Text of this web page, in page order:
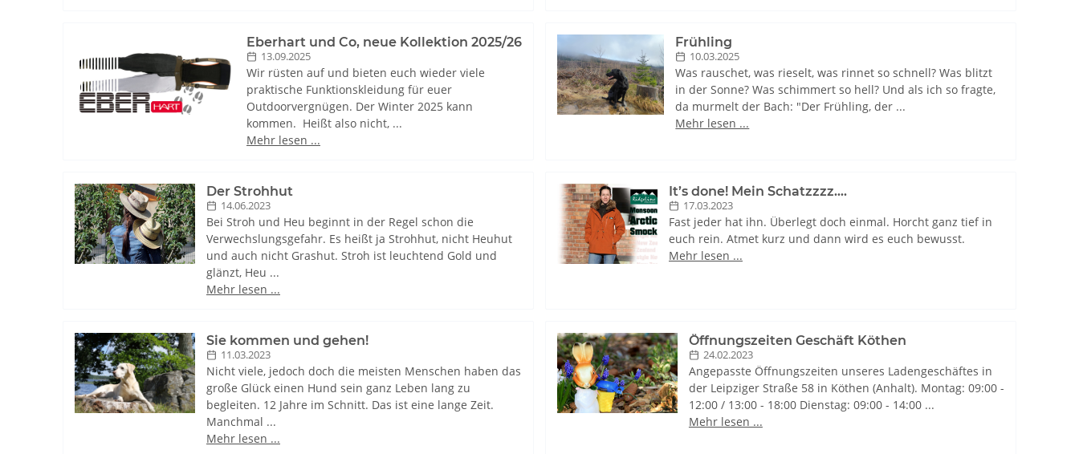
Eberhart und Co, neue Kollektion 2025/26
13.09.2025
Wir rüsten auf und bieten euch wieder viele
praktische Funktionskleidung für euer
Outdoorvergnügen. Der Winter 2025 kann
kommen. Heißt also nicht, ...
Mehr lesen ...
Frühling
10.03.2025
Was rauschet, was rieselt, was rinnet so schnell? Was blitzt
in der Sonne? Was schimmert so hell? Und als ich so fragte,
da murmelt der Bach: "Der Frühling, der ...
Mehr lesen ...
Der Strohhut
14.06.2023
Bei Stroh und Heu beginnt in der Regel schon die
Verwechslungsgefahr. Es heißt ja Strohhut, nicht Heuhut
und auch nicht Grashut. Stroh ist leuchtend Gold und
glänzt, Heu ...
Mehr lesen ...
It’s done! Mein Schatzzzz….
17.03.2023
Fast jeder hat ihn. Überlegt doch einmal. Horcht ganz tief in
euch rein. Atmet kurz und dann wird es euch bewusst.
Mehr lesen ...
Sie kommen und gehen!
11.03.2023
Nicht viele, jedoch doch die meisten Menschen haben das
große Glück einen Hund sein ganz Leben lang zu
begleiten. 12 Jahre im Schnitt. Das ist eine lange Zeit.
Manchmal ...
Mehr lesen ...
Öffnungszeiten Geschäft Köthen
24.02.2023
Angepasste Öffnungszeiten unseres Ladengeschäftes in
der Leipziger Straße 58 in Köthen (Anhalt). Montag: 09:00 -
12:00 / 13:00 - 18:00 Dienstag: 09:00 - 14:00 ...
Mehr lesen ...